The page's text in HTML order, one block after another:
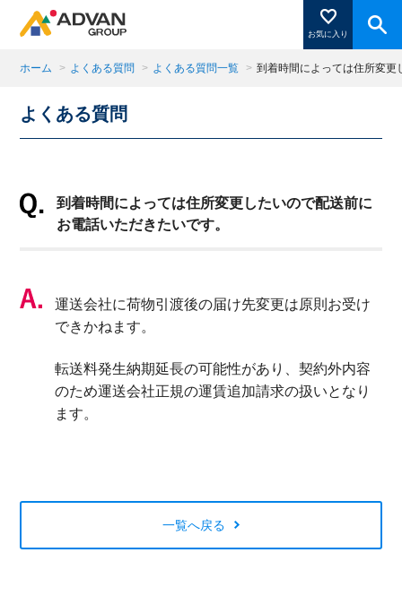
お気に入り
商品ページにある「お気に入り登録」を押すと登録した
商品がここに表示されます。
閉じる
ホーム > よくある質問 > よくある質問一覧 > 到着時間によっては住所変
よくある質問
到着時間によっては住所変更したいので配送前に
お電話いただきたいです。
運送会社に荷物引渡後の届け先変更は原則お受け
できかねます。
転送料発生納期延長の可能性があり、契約外内容
のため運送会社正規の運賃追加請求の扱いとなり
ます。
一覧へ戻る